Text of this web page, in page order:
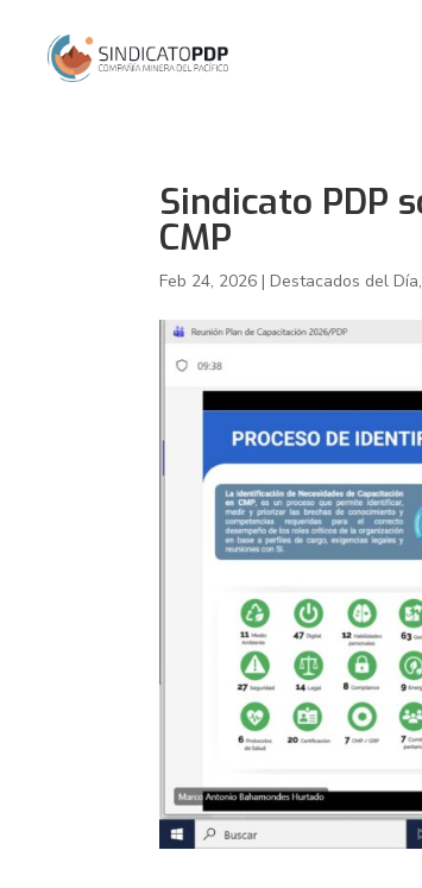
Sindicato PDP
CMP
Feb 24, 2026 |Destacados del Día,